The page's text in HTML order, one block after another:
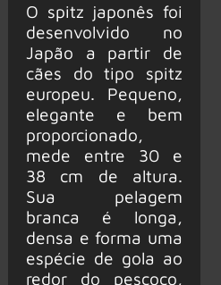
O spitz japonês foi
desenvolvido no
Japão a partir de
cães do tipo spitz
europeu. Pequeno,
elegante e bem
proporcionado,
mede entre 30 e
38 cm de altura.
Sua pelagem
branca é longa,
densa e forma uma
espécie de gola ao
redor do pescoço,